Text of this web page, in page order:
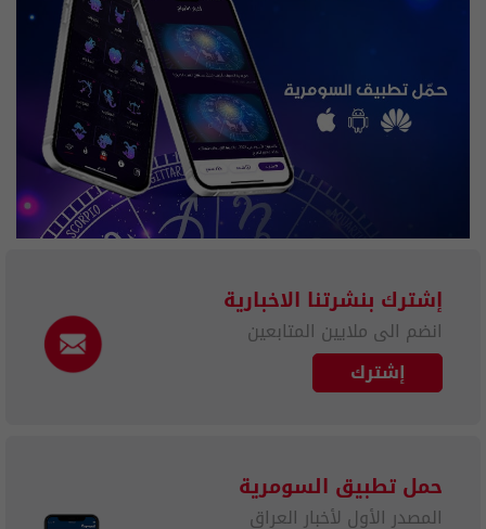
إشترك بنشرتنا الاخبارية
انضم الى ملايين المتابعين
إشترك
حمل تطبيق السومرية
المصدر الأول لأخبار العراق